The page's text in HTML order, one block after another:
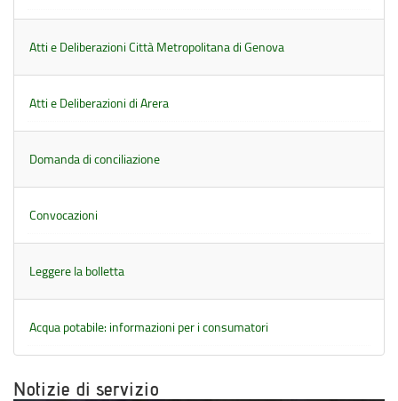
Atti e Deliberazioni Città Metropolitana di Genova
Atti e Deliberazioni di Arera
Domanda di conciliazione
Convocazioni
Leggere la bolletta
Acqua potabile: informazioni per i consumatori
Notizie di servizio